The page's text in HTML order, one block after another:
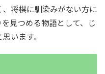
将棋に馴染みがない方に
見つめる物語として、じ
います。